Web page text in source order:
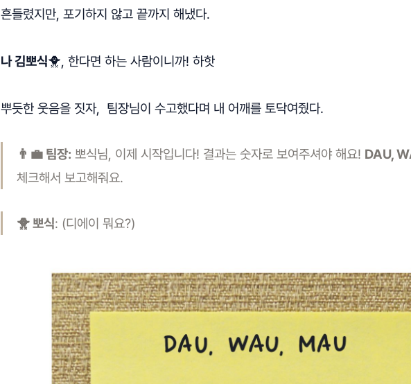
흔들렸지만, 포기하지 않고 끝까지 해냈다.
나 김뽀식🐥, 한다면 하는 사람이니까! 하핫
뿌듯한 웃음을 짓자, 팀장님이 수고했다며 내 어깨를 토닥여줬다.
👨‍💼 팀장: 뽀식님, 이제 시작입니다! 결과는 숫자로 보여주셔야 해요! DAU,
체크해서 보고해줘요.
🐥 뽀식: (디에이 뭐요?)